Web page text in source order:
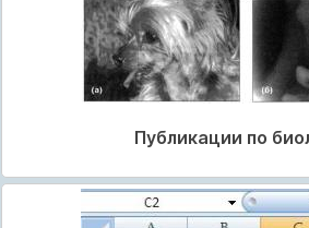
Публикации по